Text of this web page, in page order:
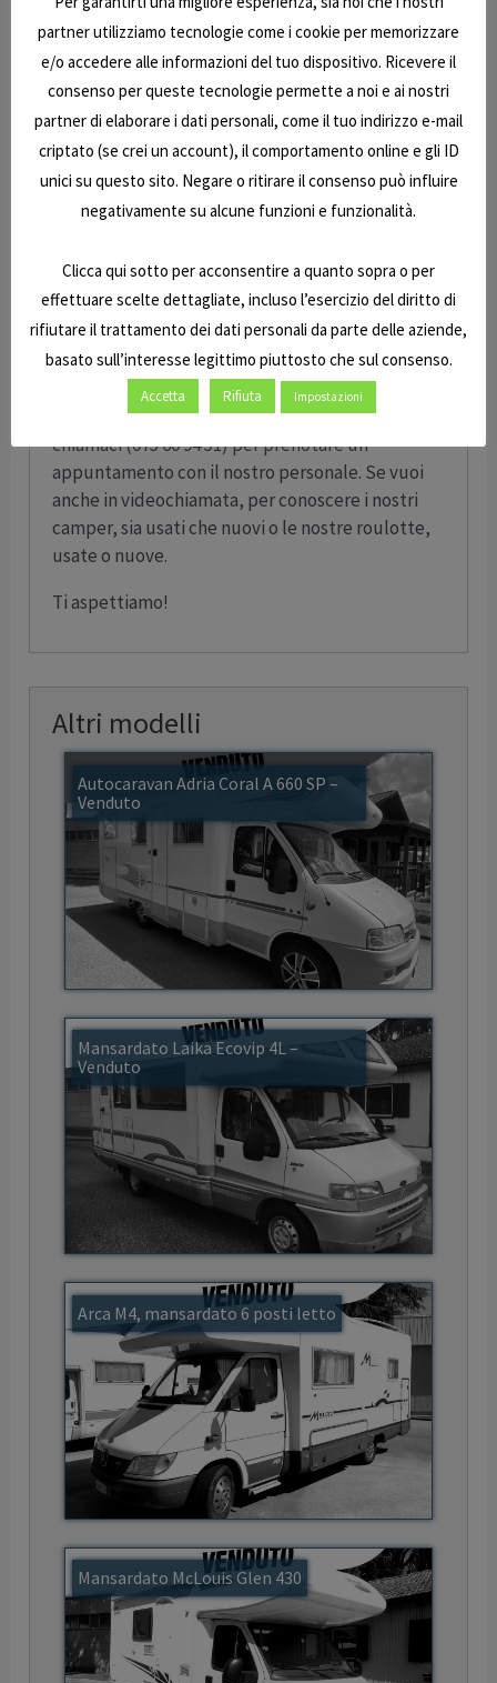
Prato, Empoli.
Nel Lazio a Viterbo, Rieti e Roma.
In Abruzzo a L’Aquila.
Usati delle marche Caravan International,
Mobilvetta, McLouis e tante altre, tutti in ottime
condizioni, con test e verifiche strutturali e delle
forniture interne.
Tutti i mezzi sono verificati, igienizzati e
preparati per la vendita perché operiamo
checkup completi, dalla verifica sulle
infiltrazioni alla scocca, dal mobilio agli impianti,
tutto con la garanzia di conformità E7 Caravan.
Cerca il tuo prossimo camper o la tua roulotte e
chiamaci (075 60 94 51) per prenotare un
appuntamento con il nostro personale. Se vuoi
anche in videochiamata, per conoscere i nostri
camper, sia usati che nuovi o le nostre roulotte,
usate o nuove.
Ti aspettiamo!
Altri modelli
Autocaravan Adria Coral A 660 SP –
Venduto
Mansardato Laika Ecovip 4L –
Venduto
Arca M4, mansardato 6 posti letto
Mansardato McLouis Glen 430
partner utilizziamo tecnologie come i cookie per memorizzare
e/o accedere alle informazioni del tuo dispositivo. Ricevere il
consenso per queste tecnologie permette a noi e ai nostri
partner di elaborare i dati personali, come il tuo indirizzo e-mail
criptato (se crei un account), il comportamento online e gli ID
unici su questo sito. Negare o ritirare il consenso può influire
negativamente su alcune funzioni e funzionalità.
Clicca qui sotto per acconsentire a quanto sopra o per
effettuare scelte dettagliate, incluso l’esercizio del diritto di
rifiutare il trattamento dei dati personali da parte delle aziende,
basato sull’interesse legittimo piuttosto che sul consenso.
Accetta Rifiuta Impostazioni